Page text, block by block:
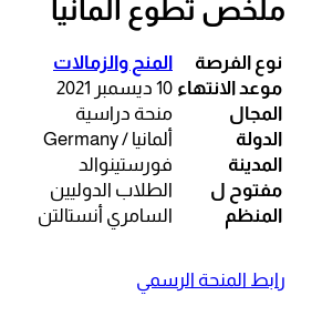
ملخص تطوع ألمانيا
نوع الفرصة
المنح والزمالات
موعد الانتهاء 10 ديسمبر 2021
المجال
منحة دراسية
الدولة
ألمانيا / Germany
المدينة
فورستينوالد
مفتوح ل
الطلاب الدوليين
المنظم
السامري أنستالتن
رابط المنحة الرسمي